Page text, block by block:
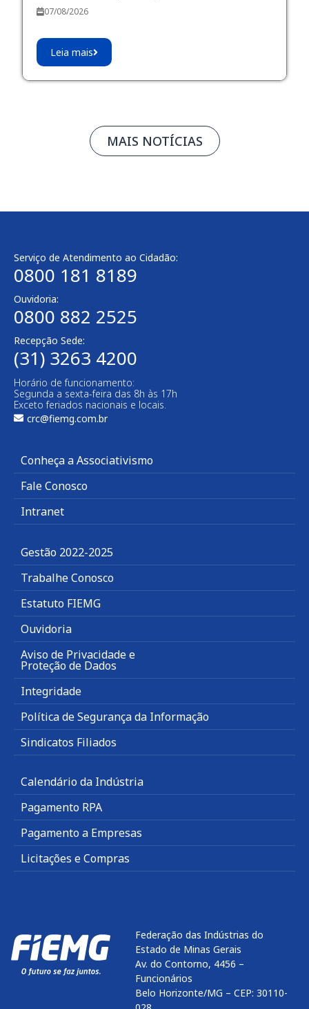
07/08/2026
Leia mais
MAIS NOTÍCIAS
Serviço de Atendimento ao Cidadão:
0800 181 8189
Ouvidoria:
0800 882 2525
Recepção Sede:
(31) 3263 4200
Horário de funcionamento:
Segunda a sexta-feira das 8h às 17h
Exceto feriados nacionais e locais.
crc@fiemg.com.br
Conheça a Associativismo
Fale Conosco
Intranet
Gestão 2022-2025
Trabalhe Conosco
Estatuto FIEMG
Ouvidoria
Aviso de Privacidade e
Proteção de Dados
Integridade
Política de Segurança da Informação
Sindicatos Filiados
Calendário da Indústria
Pagamento RPA
Pagamento a Empresas
Licitações e Compras
Federação das Indústrias do
Estado de Minas Gerais
Av. do Contorno, 4456 –
Funcionários
Belo Horizonte/MG – CEP: 30110-